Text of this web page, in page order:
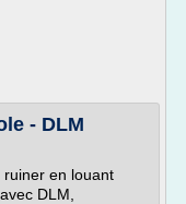
- DLM
en louant
DLM,